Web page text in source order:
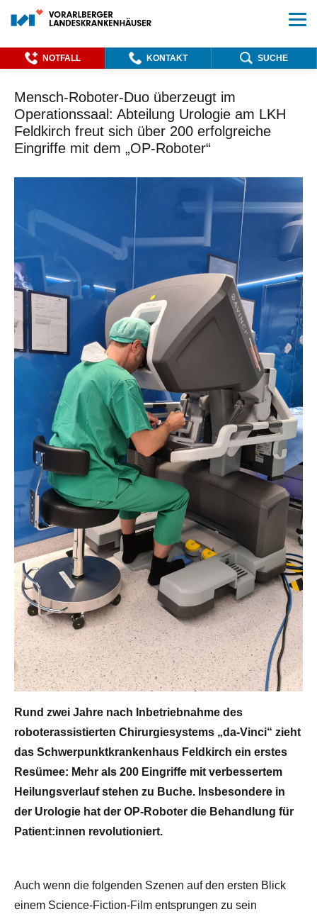
NOTFALL KONTAKT SUCHE
Mensch-Roboter-Duo überzeugt im
Operationssaal: Abteilung Urologie am LKH
Feldkirch freut sich über 200 erfolgreiche
Eingriffe mit dem „OP-Roboter“
Rund zwei Jahre nach Inbetriebnahme des
roboterassistierten Chirurgiesystems „da-Vinci“ zieht
das Schwerpunktkrankenhaus Feldkirch ein erstes
Resümee: Mehr als 200 Eingriffe mit verbessertem
Heilungsverlauf stehen zu Buche. Insbesondere in
der Urologie hat der OP-Roboter die Behandlung für
Patient:innen revolutioniert.
Auch wenn die folgenden Szenen auf den ersten Blick
einem Science-Fiction-Film entsprungen zu sein